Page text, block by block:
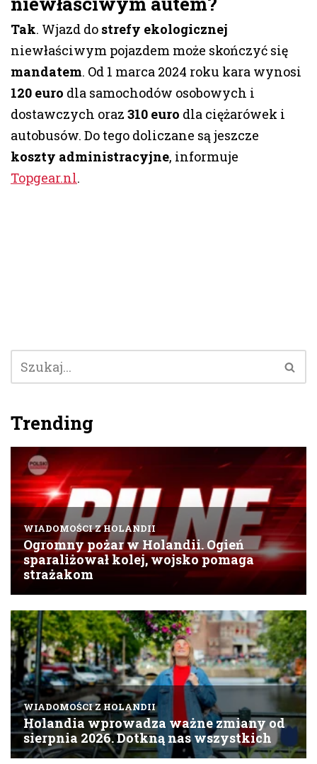
Tak. Wjazd do strefy ekologicznej
niewłaściwym pojazdem może skończyć się
mandatem. Od 1 marca 2024 roku kara wynosi
120 euro dla samochodów osobowych i
dostawczych oraz 310 euro dla ciężarówek i
autobusów. Do tego doliczane są jeszcze
koszty administracyjne, informuje
Topgear.nl.
Trending